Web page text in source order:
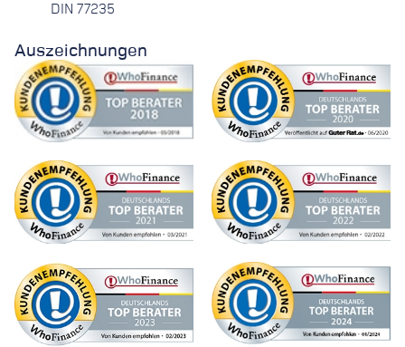
DIN 77235
Auszeichnungen